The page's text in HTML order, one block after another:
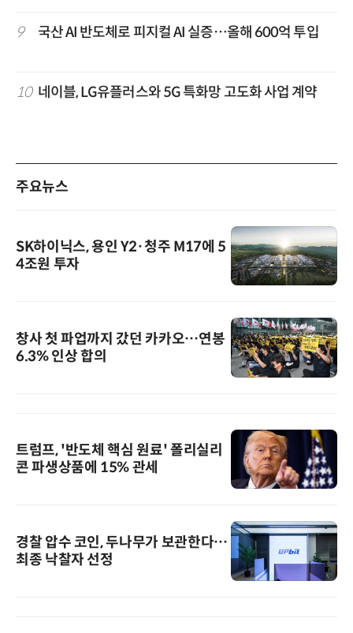
9 국산 AI 반도체로 피지컬 AI 실증…올해 600억 투입
10 네이블, LG유플러스와 5G 특화망 고도화 사업 계약
주요뉴스
SK하이닉스, 용인 Y2·청주 M17에 5
4조원 투자
창사 첫 파업까지 갔던 카카오…연봉
6.3% 인상 합의
트럼프, '반도체 핵심 원료' 폴리실리
콘 파생상품에 15% 관세
경찰 압수 코인, 두나무가 보관한다…
최종 낙찰자 선정